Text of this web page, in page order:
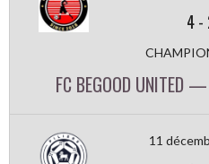
4-
FC BEGOOD UNITED
11